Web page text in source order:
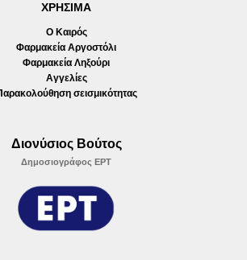
ΧΡΗΣΙΜΑ
Ο Καιρός
Φαρμακεία Αργοστόλι
Φαρμακεία Ληξούρι
Αγγελίες
σεισμικότητας
Διονύσιος Βούτος
Δημοσιογράφος ΕΡΤ